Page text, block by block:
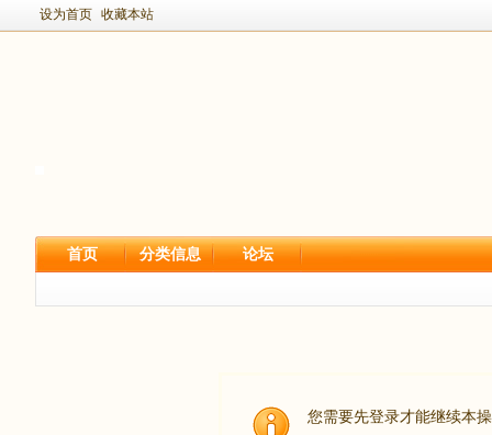
设为首页 收藏本站
首页 分类信息 论坛
您需要先登录才能继续本